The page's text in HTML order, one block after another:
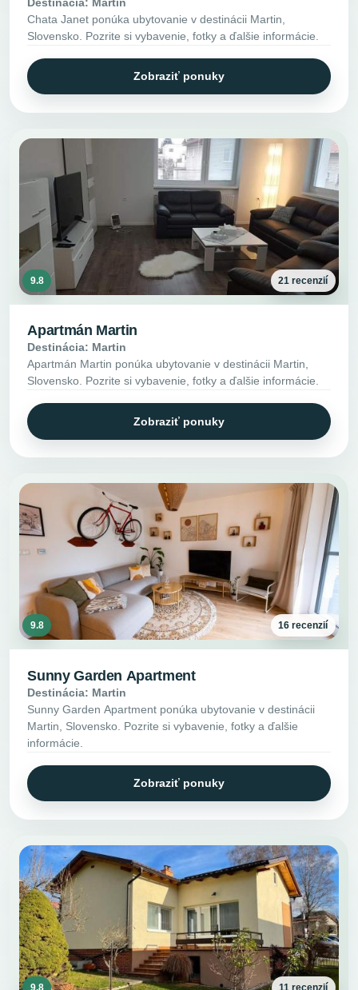
Chata Janet ponúka ubytovanie v destinácii Martin,
Slovensko. Pozrite si vybavenie, fotky a ďalšie informácie.
Zobraziť ponuky
9.8 21 recenzií
Apartmán Martin
Destinácia: Martin
Apartmán Martin ponúka ubytovanie v destinácii Martin,
Slovensko. Pozrite si vybavenie, fotky a ďalšie informácie.
Zobraziť ponuky
9.8 16 recenzií
Sunny Garden Apartment
Destinácia: Martin
Sunny Garden Apartment ponúka ubytovanie v destinácii
Martin, Slovensko. Pozrite si vybavenie, fotky a ďalšie
informácie.
Zobraziť ponuky
9.8 11 recenzií